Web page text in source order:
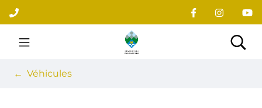
Aller
au
contenu
Site officiel du village
Véhicules